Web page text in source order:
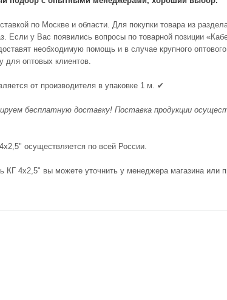
по Москве и области. Для покупки товара из
Если у Вас появились вопросы по товарной позиции
необходимую помощь и в случае крупного
для оптовых клиентов.
от производителя в упаковке 1 м. ✔
бесплатную доставку! Поставка продукции
осуществляется по всей России.
4x2,5" вы можете уточнить у менеджера магазина или